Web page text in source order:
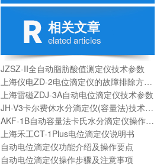
相关文章
elated articles
JZSZ-II全自动脂肪酸值测定仪技术参数
上海仪电ZD-2电位滴定仪的故障排除方面的问题
上海雷磁ZDJ-3A自动电位滴定仪技术参数
JH-V3卡尔费休水分滴定仪(容量法)技术指标
AKF-1B自动容量法卡氏水分滴定仪操作操作手册
上海禾工CT-1Plus电位滴定仪说明书
自动电位滴定仪功能介绍及操作要点
自动电位滴定仪操作步骤及注意事项